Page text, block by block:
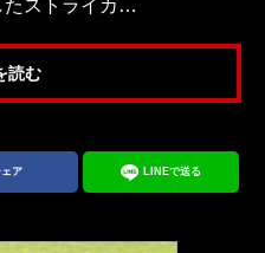
たストライカ…
読む
ェア LINEで送る